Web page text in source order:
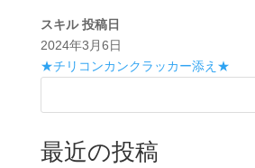
スキル 投稿日
2024年3月6日
★チリコンカンクラッカー添え★
最近の投稿